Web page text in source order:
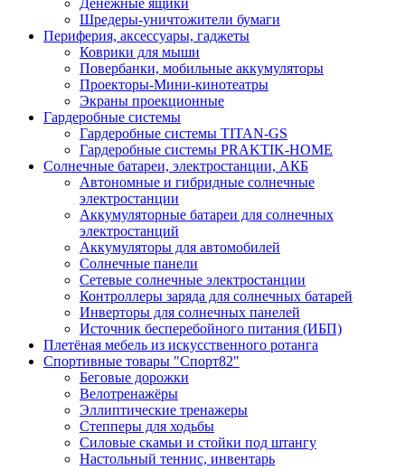
Денежные ящики
Шредеры-уничтожители бумаги
Периферия, аксессуары, гаджеты
Коврики для мыши
Повербанки, мобильные аккумуляторы
Проекторы-Мини-кинотеатры
Экраны проекционные
Гардеробные системы
Гардеробные системы TITAN-GS
Гардеробные системы PRAKTIK-HOME
Солнечные батареи, электростанции, АКБ
Автономные и гибридные солнечные
электростанции
Аккумуляторные батареи для солнечных
электростанций
Аккумуляторы для автомобилей
Солнечные панели
Сетевые солнечные электростанции
Контроллеры заряда для солнечных батарей
Инверторы для солнечных панелей
Источник бесперебойного питания (ИБП)
Плетёная мебель из искусственного ротанга
Спортивные товары "Спорт82"
Беговые дорожки
Велотренажёры
Эллиптические тренажеры
Степперы для ходьбы
Силовые скамьи и стойки под штангу
Настольный теннис, инвентарь